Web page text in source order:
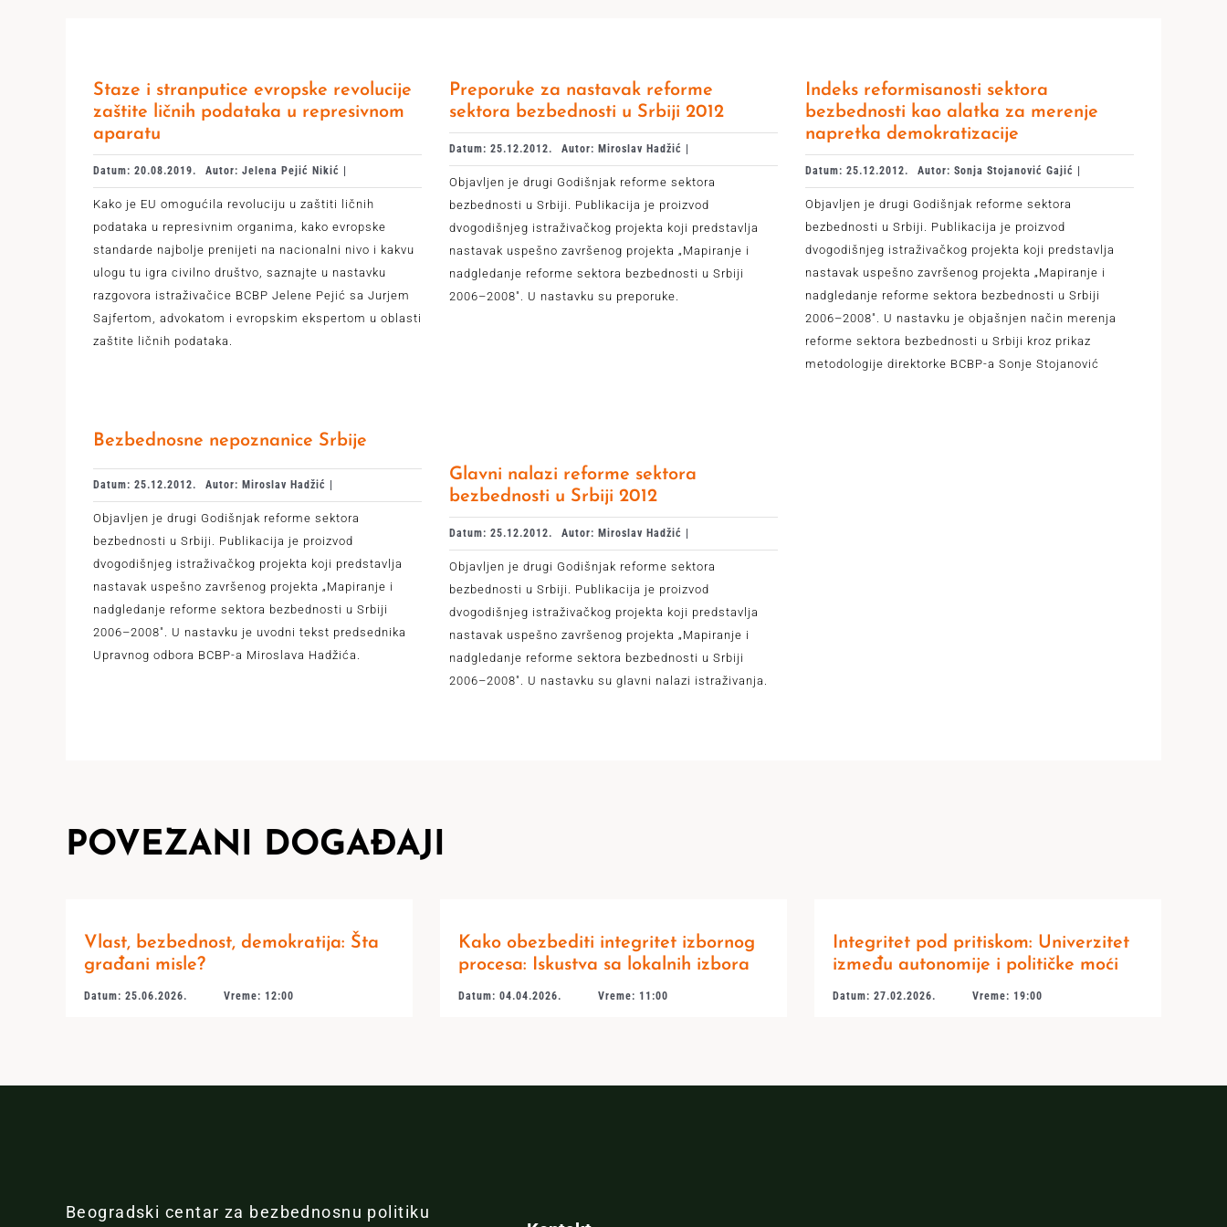
Staze i stranputice evropske revolucije
zaštite ličnih podataka u represivnom
aparatu
Datum: 20.08.2019. Autor: Jelena Pejić Nikić |
Kako je EU omogućila revoluciju u zaštiti ličnih
podataka u represivnim organima, kako evropske
standarde najbolje prenijeti na nacionalni nivo i kakvu
ulogu tu igra civilno društvo, saznajte u nastavku
razgovora istraživačice BCBP Jelene Pejić sa Jurjem
Sajfertom, advokatom i evropskim ekspertom u oblasti
zaštite ličnih podataka.
Preporuke za nastavak reforme
sektora bezbednosti u Srbiji 2012
Datum: 25.12.2012. Autor: Miroslav Hadžić |
Objavljen je drugi Godišnjak reforme sektora
bezbednosti u Srbiji. Publikacija je proizvod
dvogodišnjeg istraživačkog projekta koji predstavlja
nastavak uspešno završenog projekta „Mapiranje i
nadgledanje reforme sektora bezbednosti u Srbiji
2006–2008". U nastavku su preporuke.
Indeks reformisanosti sektora
bezbednosti kao alatka za merenje
napretka demokratizacije
Datum: 25.12.2012. Autor: Sonja Stojanović Gajić |
Objavljen je drugi Godišnjak reforme sektora
bezbednosti u Srbiji. Publikacija je proizvod
dvogodišnjeg istraživačkog projekta koji predstavlja
nastavak uspešno završenog projekta „Mapiranje i
nadgledanje reforme sektora bezbednosti u Srbiji
2006–2008". U nastavku je objašnjen način merenja
reforme sektora bezbednosti u Srbiji kroz prikaz
metodologije direktorke BCBP-a Sonje Stojanović
Bezbednosne nepoznanice Srbije
Datum: 25.12.2012. Autor: Miroslav Hadžić |
Objavljen je drugi Godišnjak reforme sektora
bezbednosti u Srbiji. Publikacija je proizvod
dvogodišnjeg istraživačkog projekta koji predstavlja
nastavak uspešno završenog projekta „Mapiranje i
nadgledanje reforme sektora bezbednosti u Srbiji
2006–2008". U nastavku je uvodni tekst predsednika
Upravnog odbora BCBP-a Miroslava Hadžića.
Glavni nalazi reforme sektora
bezbednosti u Srbiji 2012
Datum: 25.12.2012. Autor: Miroslav Hadžić |
Objavljen je drugi Godišnjak reforme sektora
bezbednosti u Srbiji. Publikacija je proizvod
dvogodišnjeg istraživačkog projekta koji predstavlja
nastavak uspešno završenog projekta „Mapiranje i
nadgledanje reforme sektora bezbednosti u Srbiji
2006–2008". U nastavku su glavni nalazi istraživanja.
POVEZANI DOGAĐAJI
Vlast, bezbednost, demokratija: Šta
građani misle?
Datum: 25.06.2026. Vreme: 12:00
Kako obezbediti integritet izbornog
procesa: Iskustva sa lokalnih izbora
Datum: 04.04.2026. Vreme: 11:00
Integritet pod pritiskom: Univerzitet
između autonomije i političke moći
Datum: 27.02.2026. Vreme: 19:00
Beogradski centar za bezbednosnu politiku